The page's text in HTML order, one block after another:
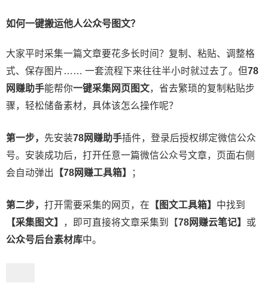
如何一键搬运他人公众号图文？
大家平时采集一篇文章要花多长时间？复制、粘贴、调整格
式、保存图片…… 一套流程下来往往半小时就过去了。但78
网赚助手能帮你一键采集网页图文，省去繁琐的复制粘贴步
骤，轻松储备素材，具体该怎么操作呢？
第一步， 先安装78网赚助手插件，登录后授权绑定微信公众
号。安装成功后，打开任意一篇微信公众号文章，页面右侧
会自动弹出
【78网赚工具箱】 ；
第二步， 打开需要采集的网页，在 【图文工具箱】 中找到
【采集图文】
，即可直接将文章采集到【78网赚云笔记】 或
公众号后台素材库中。